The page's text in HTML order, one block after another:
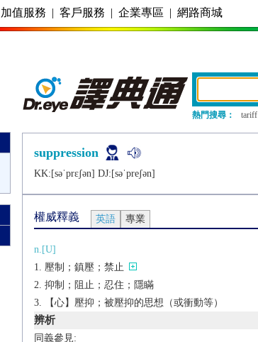
加值服務 | 客戶服務 | 企業專區 | 網路商城
熱門搜尋： tariff
suppression
KK:[sǝˈprɛʃǝn] DJ:[sǝˈprеʃǝn]
權威釋義 英語 專業
n.[U]
壓制；鎮壓；禁止
抑制；阻止；忍住；隱瞞
【心】壓抑；被壓抑的思想（或衝動等）
辨析
同義參見: